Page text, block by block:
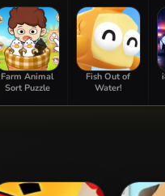
Farm Animal
Sort Puzzle
Fish Out of
Water!